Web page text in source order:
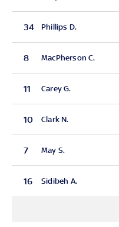
34 Phillips D.
8 MacPherson C.
11 Carey G.
10 Clark N.
7 May S.
16 Sidibeh A.